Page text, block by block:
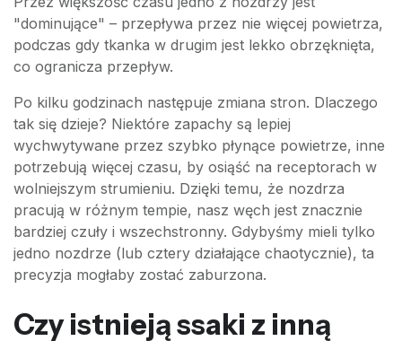
"dominujące" – przepływa przez nie więcej powietrza,
podczas gdy tkanka w drugim jest lekko obrzęknięta,
co ogranicza przepływ.
Po kilku godzinach następuje zmiana stron. Dlaczego
tak się dzieje? Niektóre zapachy są lepiej
wychwytywane przez szybko płynące powietrze, inne
potrzebują więcej czasu, by osiąść na receptorach w
wolniejszym strumieniu. Dzięki temu, że nozdrza
pracują w różnym tempie, nasz węch jest znacznie
bardziej czuły i wszechstronny. Gdybyśmy mieli tylko
jedno nozdrze (lub cztery działające chaotycznie), ta
precyzja mogłaby zostać zaburzona.
Czy istnieją ssaki z inną